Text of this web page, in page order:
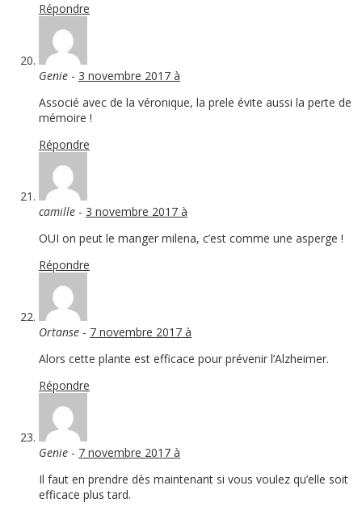
Répondre
Genie - 3 novembre 2017 à
Associé avec de la véronique, la prele évite aussi la perte de
mémoire !
Répondre
camille - 3 novembre 2017 à
OUI on peut le manger milena, c’est comme une asperge !
Répondre
Ortanse - 7 novembre 2017 à
Alors cette plante est efficace pour prévenir l’Alzheimer.
Répondre
Genie - 7 novembre 2017 à
Il faut en prendre dès maintenant si vous voulez qu’elle soit
efficace plus tard.